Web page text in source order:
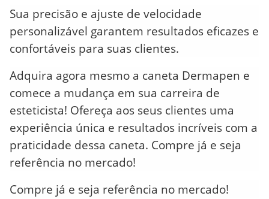
Sua precisão e ajuste de velocidade
personalizável garantem resultados eficazes e
confortáveis para suas clientes.
Adquira agora mesmo a caneta Dermapen e
comece a mudança em sua carreira de
esteticista! Ofereça aos seus clientes uma
experiência única e resultados incríveis com a
praticidade dessa caneta. Compre já e seja
referência no mercado!
Compre já e seja referência no mercado!